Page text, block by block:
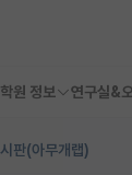
원 정보 연구실&
판(아무개랩)